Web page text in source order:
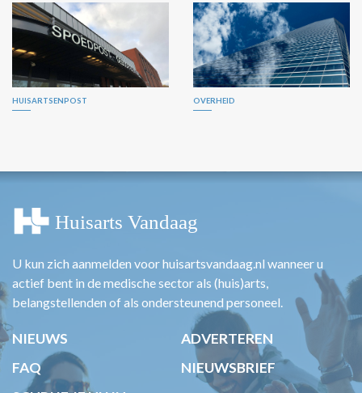
HUISARTSENPOST OVERHEID
U kun zich aanmelden voor huisartsvandaag.nl wanneer u
actief bent in de medische sector als (huis)arts,
belangstellenden of als ondersteunend personeel.
NIEUWS
ADVERTEREN
FAQ
NIEUWSBRIEF